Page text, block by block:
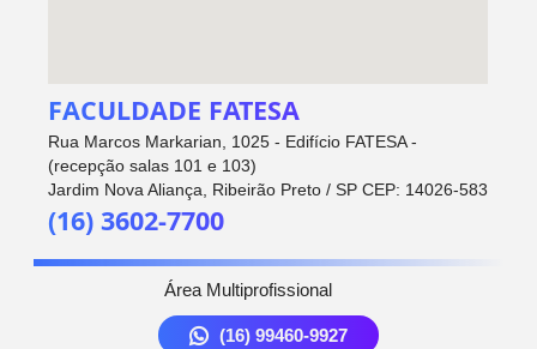
FACULDADE FATESA
Rua Marcos Markarian, 1025 - Edifício FATESA -
(recepção salas 101 e 103)
Jardim Nova Aliança, Ribeirão Preto / SP CEP: 14026-583
(16) 3602-7700
Área Multiprofissional
(16) 99460-9927